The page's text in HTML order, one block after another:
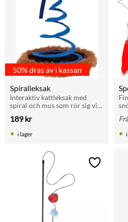
50% dras av i kassan
Spiralleksak
Interaktiv kattleksak med
spiral och mus som rör sig vid
stimulerar katten. Diameter
189kr
i lager
Lägg till i